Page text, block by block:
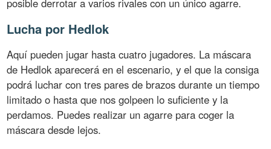
posible derrotar a varios rivales con un único agarre.
Lucha por Hedlok
Aquí pueden jugar hasta cuatro jugadores. La máscara
de Hedlok aparecerá en el escenario, y el que la consiga
podrá luchar con tres pares de brazos durante un tiempo
limitado o hasta que nos golpeen lo suficiente y la
perdamos. Puedes realizar un agarre para coger la
máscara desde lejos.